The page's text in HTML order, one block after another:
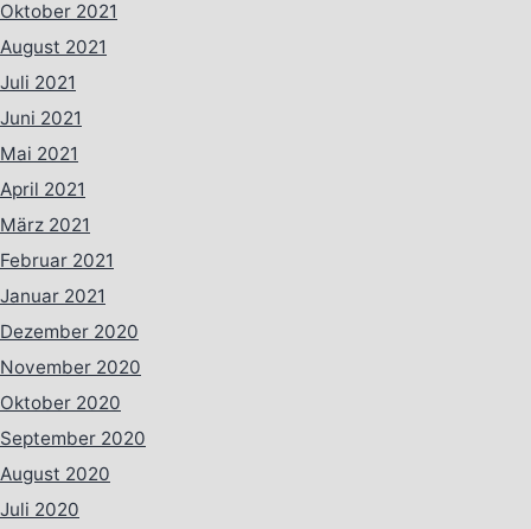
Oktober 2021
August 2021
Juli 2021
Juni 2021
Mai 2021
April 2021
März 2021
Februar 2021
Januar 2021
Dezember 2020
November 2020
Oktober 2020
September 2020
August 2020
Juli 2020